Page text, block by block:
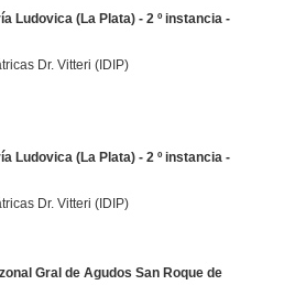
Ludovica (La Plata) - 2 º instancia -
Dr. Vitteri (IDIP)
Ludovica (La Plata) - 2 º instancia -
Dr. Vitteri (IDIP)
Gral de Agudos San Roque de